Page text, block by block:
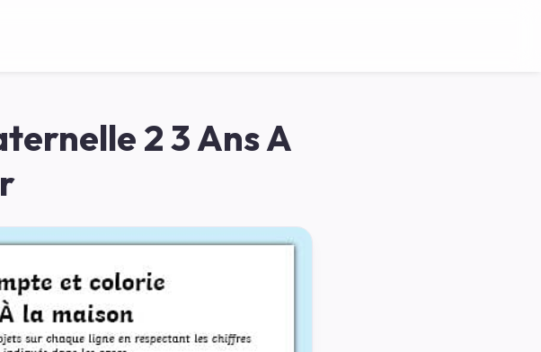
2 3 Ans A